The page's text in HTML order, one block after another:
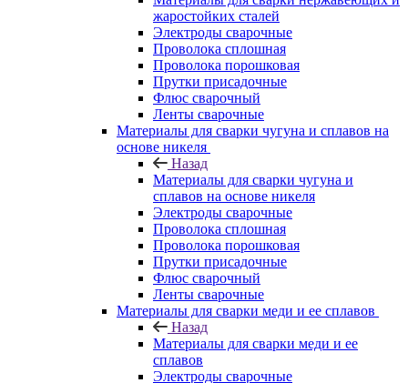
жаростойких сталей
Электроды сварочные
Проволока сплошная
Проволока порошковая
Прутки присадочные
Флюс сварочный
Ленты сварочные
Материалы для сварки чугуна и сплавов на
основе никеля
Назад
Материалы для сварки чугуна и
сплавов на основе никеля
Электроды сварочные
Проволока сплошная
Проволока порошковая
Прутки присадочные
Флюс сварочный
Ленты сварочные
Материалы для сварки меди и ее сплавов
Назад
Материалы для сварки меди и ее
сплавов
Электроды сварочные